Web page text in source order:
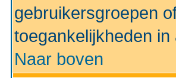
gebruikersgroepen
toegankelijkheden
Naar boven